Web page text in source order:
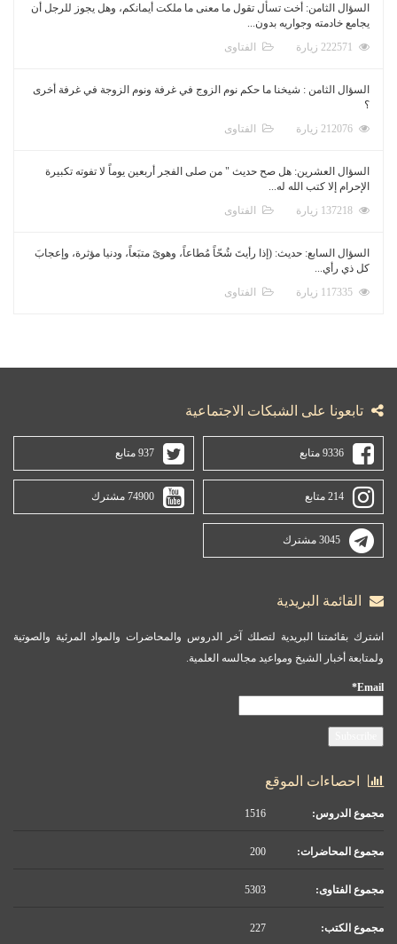
السؤال الثامن: أخت تسأل تقول ما معنى ما ملكت أيمانكم، وهل يجوز للرجل أن
يجامع خادمته وجواريه بدون...
الفتاوى
السؤال الثامن : شيخنا ما حكم نوم الزوج في غرفة ونوم الزوجة في غرفة أخرى
؟
الفتاوى
السؤال العشرين: هل صح حديث " من صلى الفجر أربعين يوماً لا تفوته تكبيرة
الإحرام إلا كتب الله له...
الفتاوى
السؤال السابع: حديث: (إذا رأيتَ شُحّاً مُطاعاً، وهوىً متبَعاً، ودنيا مؤثرة، وإعجابَ
كل ذي رأي...
الفتاوى
تابعونا على الشبكات الاجتماعية
9336 متابع 937 متابع
214 متابع 74900 مشترك
3045 مشترك
القائمة البريدية
اشترك بقائمتنا البريدية لتصلك آخر الدروس والمحاضرات والمواد المرئية والصوتية
ولمتابعة أخبار الشيخ ومواعيد مجالسه العلمية.
Email*
احصاءات الموقع
مجموع الدروس:
مجموع المحاضرات:
مجموع الفتاوى:
مجموع الكتب: